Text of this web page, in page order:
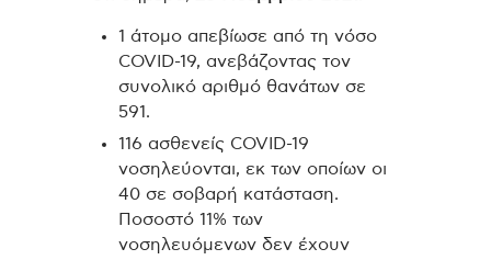
1 άτομο απεβίωσε από τη νόσο
COVID-19, ανεβάζοντας τον
συνολικό αριθμό θανάτων σε
591.
116 ασθενείς COVID-19
νοσηλεύονται, εκ των οποίων οι
40 σε σοβαρή κατάσταση.
Ποσοστό 11% των
νοσηλευόμενων δεν έχουν